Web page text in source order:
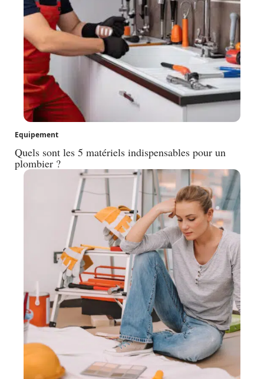
Equipement
Quels sont les 5 matériels indispensables pour un
plombier ?